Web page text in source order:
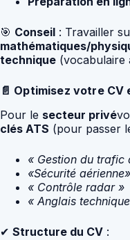
🎯 Conseil : Travailler
mathématiques/
technique (vocabulaire
📄 Optimisez votre
Pour le secteur privé
clés ATS (pour passer
« Gestion du trafic
«Sécurité aérienne»
« Contrôle radar »
« Anglais
✔ Structure du CV :